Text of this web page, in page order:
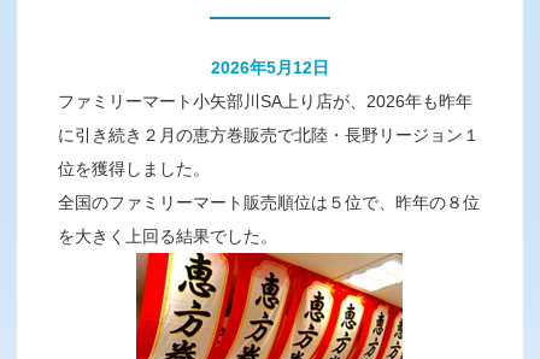
2026年5月12日
ファミリーマート小矢部川SA上り店が、2026年も昨年
に引き続き２月の恵方巻販売で北陸・長野リージョン１
位を獲得しました。
全国のファミリーマート販売順位は５位で、昨年の８位
を大きく上回る結果でした。